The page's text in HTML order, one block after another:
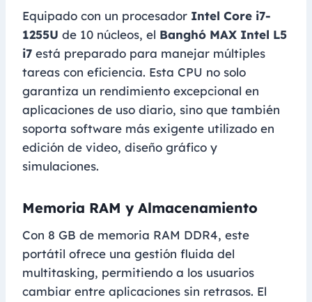
Equipado con un procesador Intel Core i7-
1255U de 10 núcleos, el Banghó MAX Intel L5
i7 está preparado para manejar múltiples
tareas con eficiencia. Esta CPU no solo
garantiza un rendimiento excepcional en
aplicaciones de uso diario, sino que también
soporta software más exigente utilizado en
edición de video, diseño gráfico y
simulaciones.
Memoria RAM y Almacenamiento
Con 8 GB de memoria RAM DDR4, este
portátil ofrece una gestión fluida del
multitasking, permitiendo a los usuarios
cambiar entre aplicaciones sin retrasos. El